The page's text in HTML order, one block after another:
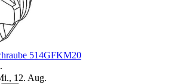
514GFKM20
12. Aug.